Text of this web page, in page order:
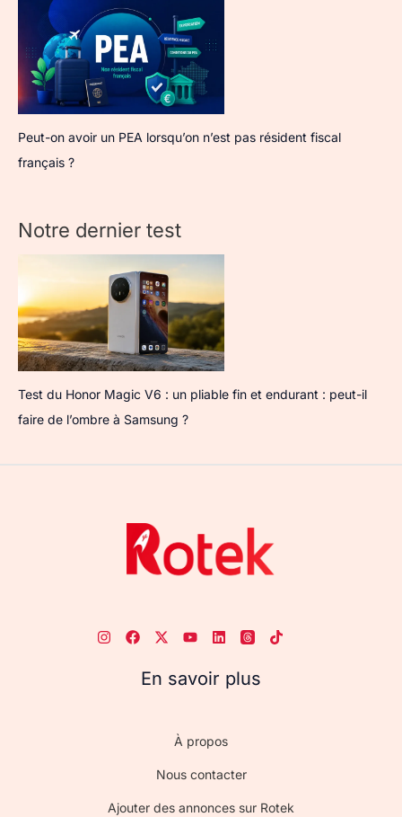
Peut-on avoir un PEA lorsqu’on n’est pas résident fiscal
français ?
Notre dernier test
Test du Honor Magic V6 : un pliable fin et endurant : peut-il
faire de l’ombre à Samsung ?
En savoir plus
À propos
Nous contacter
Ajouter des annonces sur Rotek